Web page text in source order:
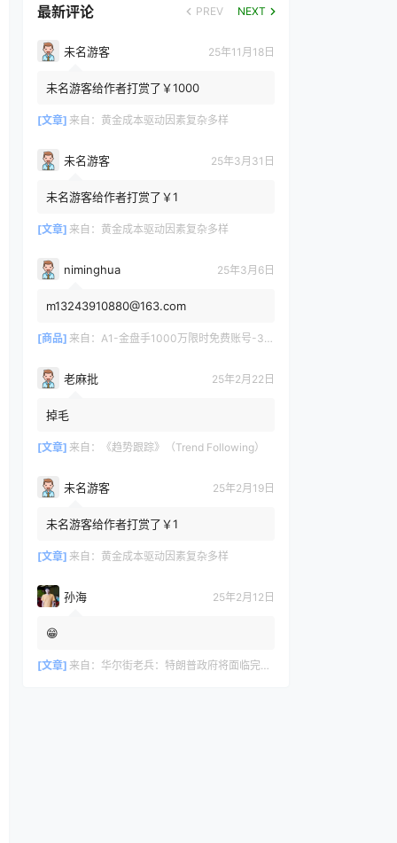
最新评论 PREV NEXT
未名游客 25年11月18日
未名游客给作者打赏了￥1000
[文章] 来自： 黄金成本驱动因素复杂多样
未名游客 25年3月31日
未名游客给作者打赏了￥1
[文章] 来自： 黄金成本驱动因素复杂多样
niminghua 25年3月6日
m13243910880@163.com
[商品] 来自： A1-金盘手1000万限时免费账号-30天/次/用户
老麻批 25年2月22日
掉毛
[文章] 来自： 《趋势跟踪》（Trend Following）
未名游客 25年2月19日
未名游客给作者打赏了￥1
[文章] 来自： 黄金成本驱动因素复杂多样
孙海 25年2月12日
😁
[文章] 来自： 华尔街老兵：特朗普政府将面临完美风暴，长期看好黄金